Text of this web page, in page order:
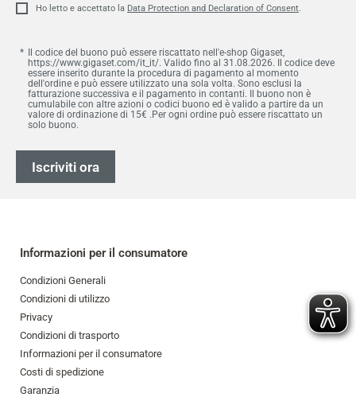
Ho letto e accettato la Data Protection and Declaration of Consent.
Il codice del buono può essere riscattato nell'e-shop Gigaset,
https://www.gigaset.com/it_it/. Valido fino al 31.08.2026. Il codice deve
essere inserito durante la procedura di pagamento al momento
dell'ordine e può essere utilizzato una sola volta. Sono esclusi la
fatturazione successiva e il pagamento in contanti. Il buono non è
cumulabile con altre azioni o codici buono ed è valido a partire da un
valore di ordinazione di 15€ .Per ogni ordine può essere riscattato un
solo buono.
Iscriviti ora
Informazioni per il consumatore
Condizioni Generali
Condizioni di utilizzo
Privacy
Condizioni di trasporto
Informazioni per il consumatore
Costi di spedizione
Garanzia